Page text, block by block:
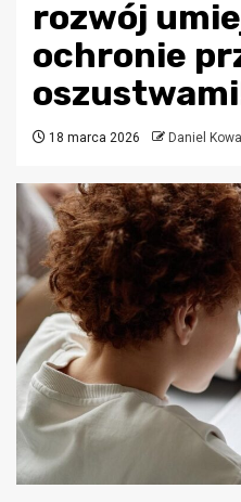
rozwój
ochronie
18 marca 2026 Daniel